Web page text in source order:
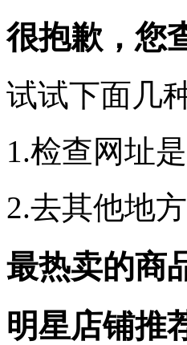
很抱歉，您
试试下面几
1.检查网址
2.去其他地
最热卖的商
明星店铺推